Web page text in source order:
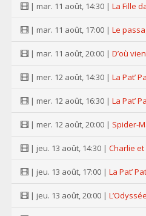
| mar. 11 août, 14:30 | La Fille
| mar. 11 août, 17:00 | Le
| mar. 11 août, 20:00 | D’où
| mer. 12 août, 14:30 | La Pat’
| mer. 12 août, 16:30 | La Pat’
| mer. 12 août, 20:00 | Spider-
| jeu. 13 août, 14:30 | Charlie
| jeu. 13 août, 17:00 | La Pat’
| jeu. 13 août, 20:00 | L’Odyssée